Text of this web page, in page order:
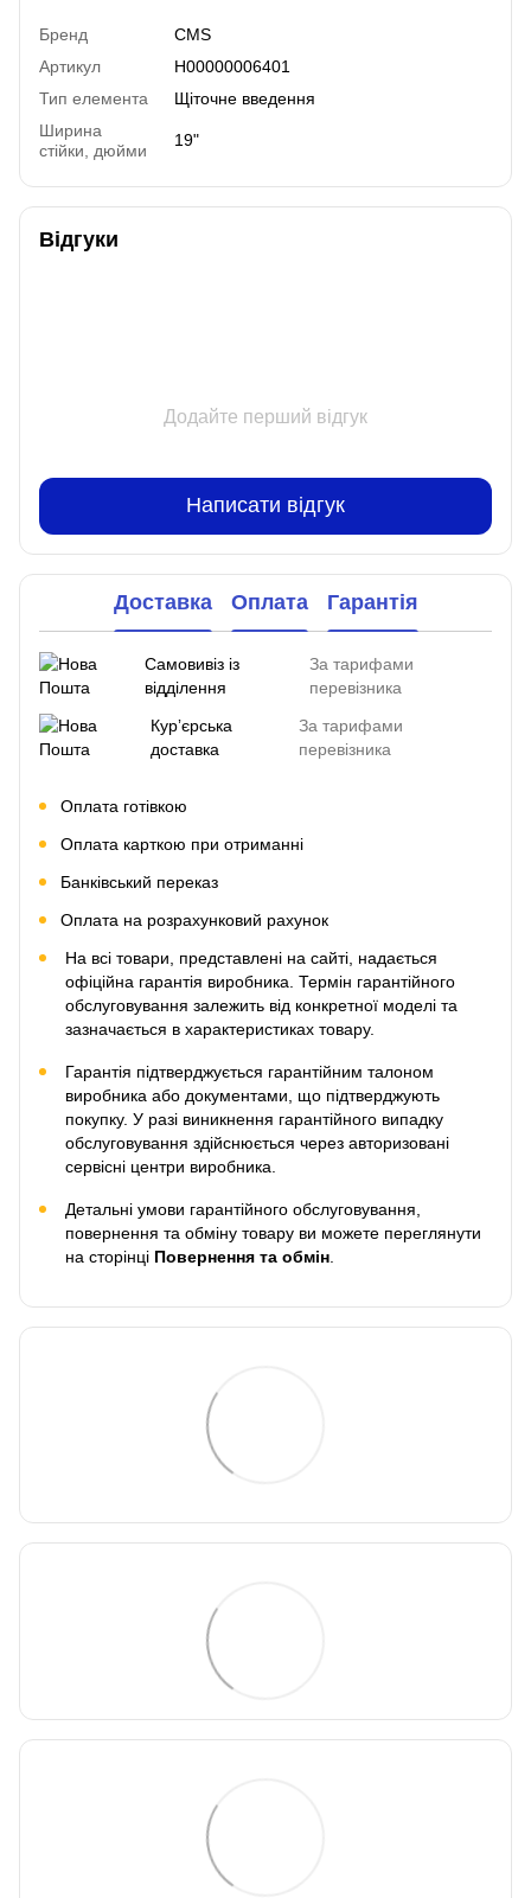
Бренд
CMS
Артикул
H00000006401
Тип елемента
Щіточне введення
Ширина
стійки, дюйми
19"
Відгуки
Додайте перший відгук
Написати відгук
Доставка Оплата Гарантія
Самовивіз із
відділення
За тарифами
перевізника
Курʼєрська
доставка
За тарифами
перевізника
Оплата готівкою
Оплата карткою при отриманні
Банківський переказ
Оплата на розрахунковий рахунок
На всі товари, представлені на сайті, надається
офіційна гарантія виробника. Термін гарантійного
обслуговування залежить від конкретної моделі та
зазначається в характеристиках товару.
Гарантія підтверджується гарантійним талоном
виробника або документами, що підтверджують
покупку. У разі виникнення гарантійного випадку
обслуговування здійснюється через авторизовані
сервісні центри виробника.
Детальні умови гарантійного обслуговування,
повернення та обміну товару ви можете переглянути
на сторінці Повернення та обмін